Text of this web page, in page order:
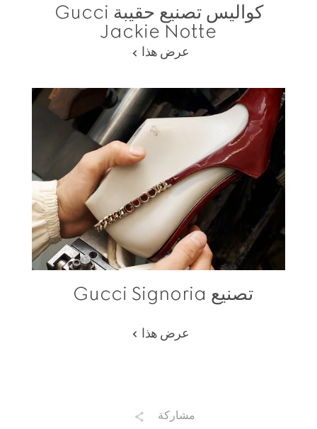
كواليس تصنيع حقيبة Gucci
Jackie Notte
عرض هذا
تصنيع Gucci Signoria
عرض هذا
مشاركة